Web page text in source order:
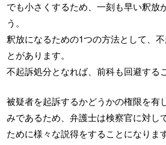
でも小さくするため、一刻も早い釈放
う。
釈放になるための1つの方法として、
とがあります。
不起訴処分となれば、前科も回避する
被疑者を起訴するかどうかの権限を有
みであるため、弁護士は検察官に対し
ために様々な説得をすることになります